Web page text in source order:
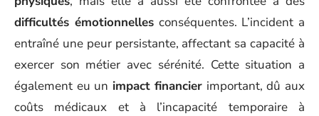
difficultés émotionnellesconséquentes. L’incident a
entraîné une peur persistante, affectant sa capacité à
exercer son métier avec sérénité. Cette situation a
également eu un impact financier important, dû aux
coûts médicaux et à l’incapacité temporaire à